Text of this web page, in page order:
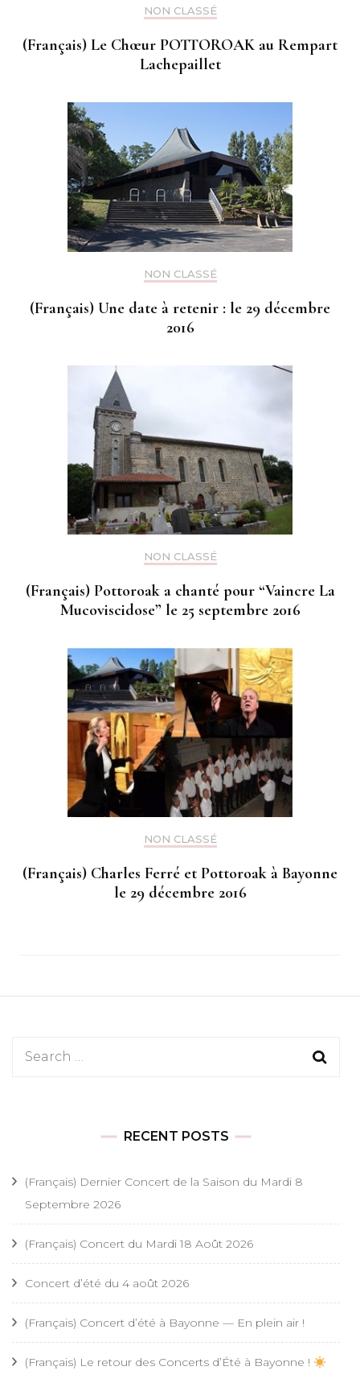
NON CLASSÉ
(Français) Le Chœur POTTOROAK au Rempart
Lachepaillet
NON CLASSÉ
(Français) Une date à retenir : le 29 décembre
2016
NON CLASSÉ
(Français) Pottoroak a chanté pour “Vaincre La
Mucoviscidose” le 25 septembre 2016
NON CLASSÉ
(Français) Charles Ferré et Pottoroak à Bayonne
le 29 décembre 2016
Search
RECENT POSTS
(Français) Dernier Concert de la Saison du Mardi 8
Septembre 2026
(Français) Concert du Mardi 18 Août 2026
Concert d’été du 4 août 2026
(Français) Concert d’été à Bayonne — En plein air !
(Français) Le retour des Concerts d’Été à Bayonne !